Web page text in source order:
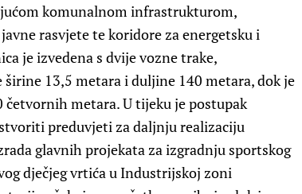
komunalnom infrastrukturom,
rasvjete te koridore za energetsku i
je izvedena s dvije vozne trake,
13,5 metara i duljine 140 metara, dok je
metara. U tijeku je postupak
preduvjeti za daljnju realizaciju
glavnih projekata za izgradnju sportskog
dječjeg vrtića u Industrijskoj zoni